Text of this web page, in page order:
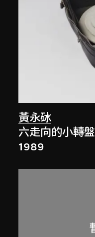
黃永砅
六走向的小轉盤
1989